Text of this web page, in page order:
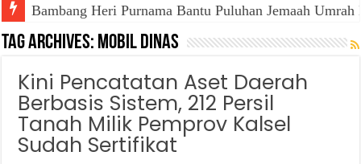
Bambang Heri Purnama Bantu Puluhan Jemaah
Tag Archives: Mobil Dinas
Kini Pencatatan Aset Daerah
Berbasis Sistem, 212 Persil
Tanah Milik Pemprov Kalsel
Sudah Sertifikat